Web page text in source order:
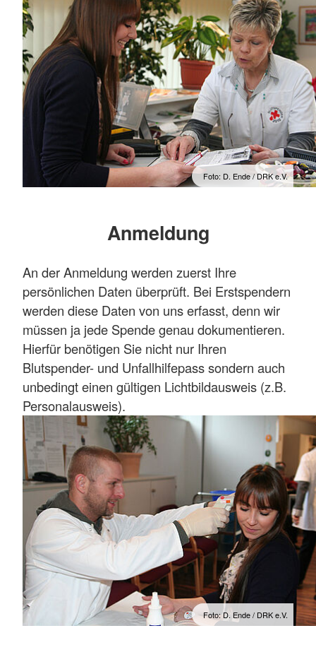
Foto: D. Ende / DRK e.V.
Anmeldung
An der Anmeldung werden zuerst Ihre
persönlichen Daten überprüft. Bei Erstspendern
werden diese Daten von uns erfasst, denn wir
müssen ja jede Spende genau dokumentieren.
Hierfür benötigen Sie nicht nur Ihren
Blutspender- und Unfallhilfepass sondern auch
unbedingt einen gültigen Lichtbildausweis (z.B.
Personalausweis).
Foto: D. Ende / DRK e.V.